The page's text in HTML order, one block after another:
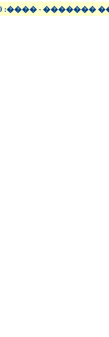
����� - ���� - ��������